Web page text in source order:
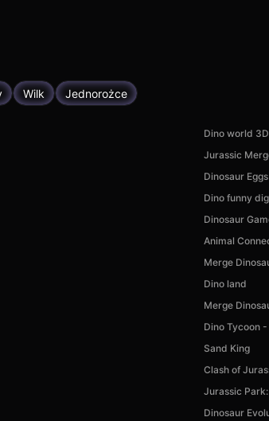
Wilk Jednorożce
Dino world 3D
Jurassic
Dinosaur
Dino funny
Dinosaur
Animal
Merge
Dino land
Merge
Dino Tycoon
Sand King
Clash of
Jurassic
Dinosaur